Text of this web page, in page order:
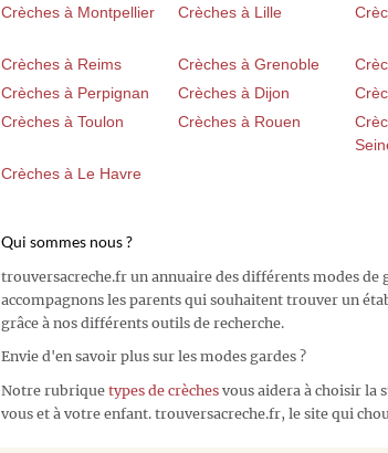
Crèches à Montpellier
Crèches à Lille
Crèches à Reims
Crèches à Grenoble
Crèches à Perpignan
Crèches à Dijon
Crèches à Toulon
Crèches à Rouen
Crèches à Le Havre
Qui sommes nous ?
trouversacreche.fr un annuaire des différents modes de
accompagnons les parents qui souhaitent trouver un
grâce à nos différents outils de recherche.
Envie d'en savoir plus sur les modes gardes ?
Notre rubrique types de crèches vous aidera à choisir la
vous et à votre enfant. trouversacreche.fr, le site qui